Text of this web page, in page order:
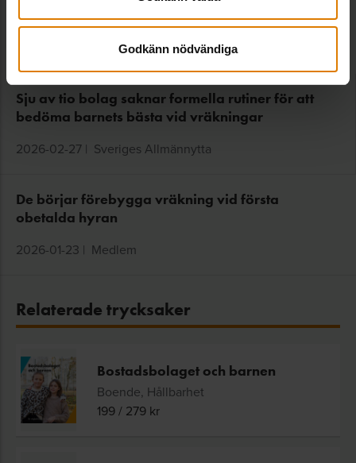
Godkänn nödvändiga
Fler nyheter
Sju av tio bolag saknar formella rutiner för att
bedöma barnets bästa vid vräkningar
2026-02-27 | Sveriges Allmännytta
De börjar förebygga vräkning vid första
obetalda hyran
2026-01-23 | Medlem
Relaterade trycksaker
Bostadsbolaget och barnen
Boende, Hållbarhet
199/ 279 kr